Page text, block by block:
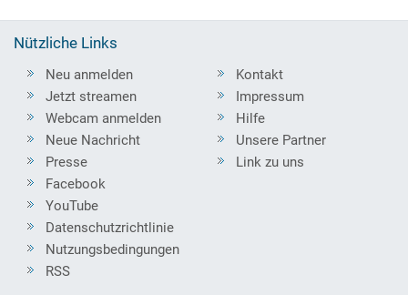
Nützliche Links
Neu anmelden
Jetzt streamen
Webcam anmelden
Neue Nachricht
Presse
Kontakt
Impressum
Hilfe
Unsere Partner
Link zu uns
Facebook
YouTube
Datenschutzrichtlinie
Nutzungsbedingungen
RSS